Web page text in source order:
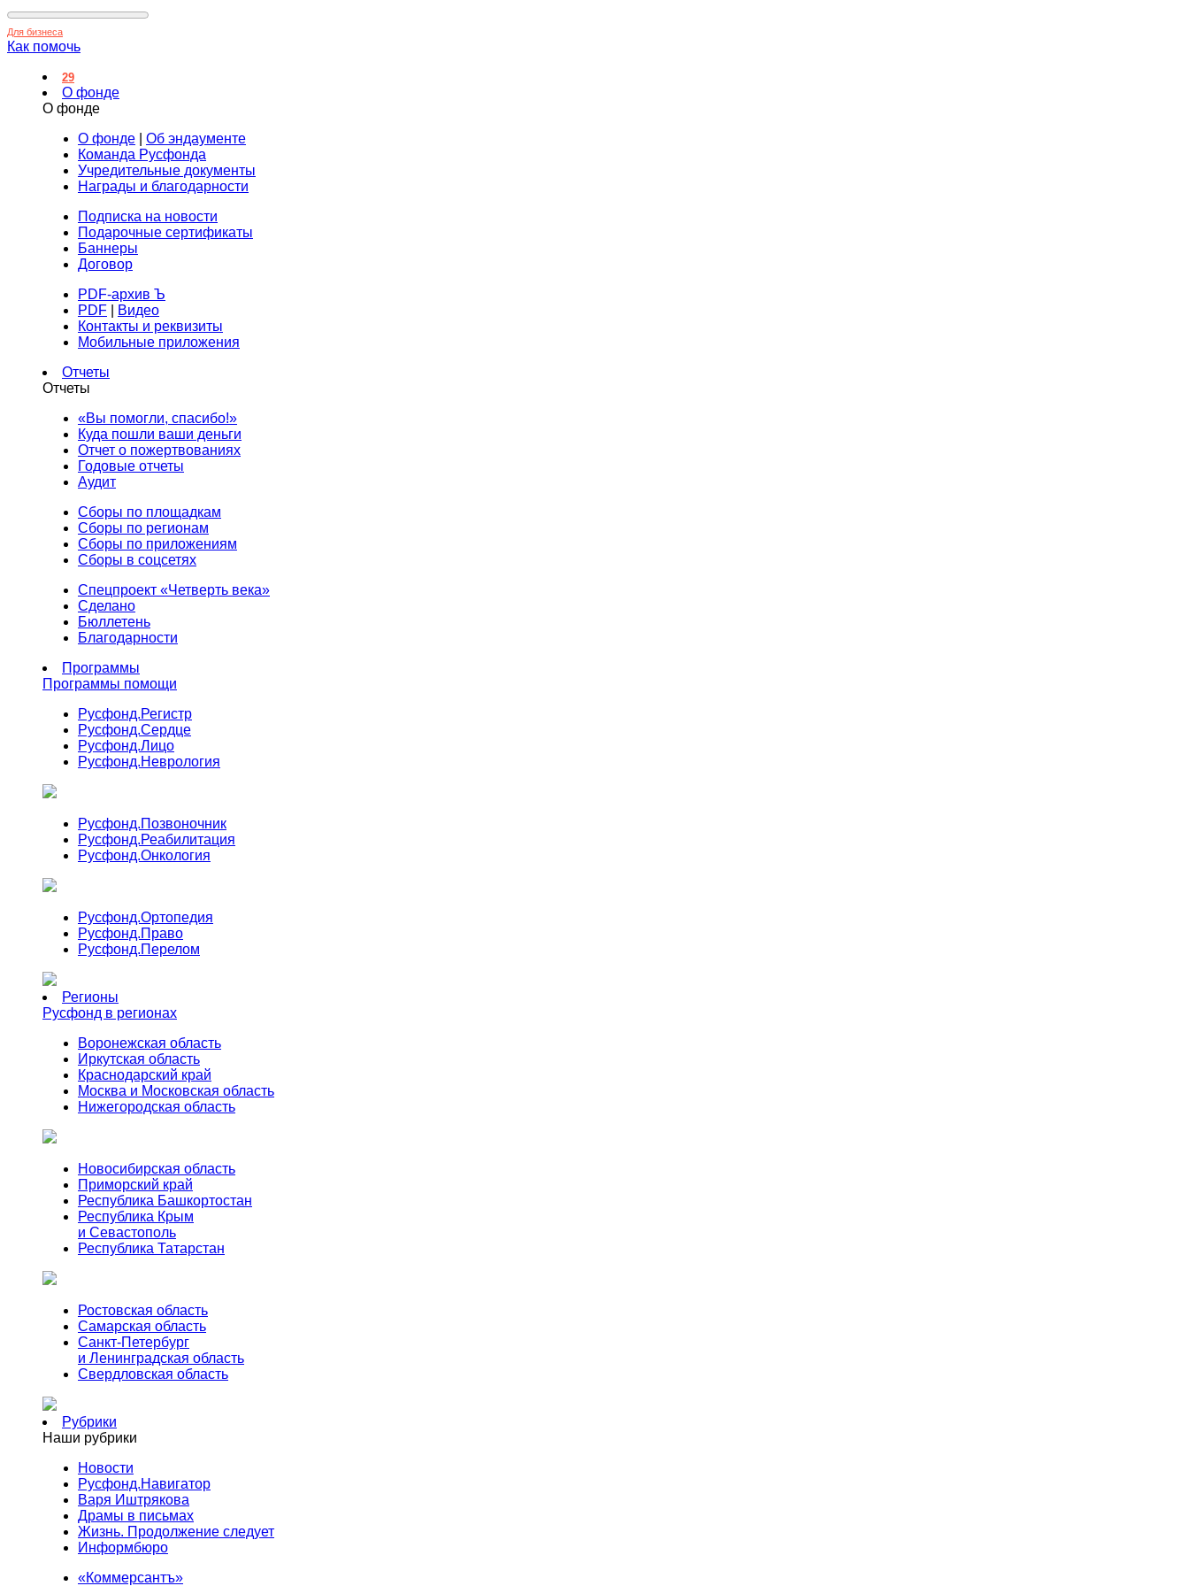
Для бизнеса
Как помочь
29
О фонде
О фонде
О фонде
Об эндаументе
Команда Русфонда
Учредительные документы
Награды и благодарности
Подписка на новости
Подарочные сертификаты
Баннеры
Договор
PDF-архив Ъ
PDF
Видео
Контакты и реквизиты
Мобильные приложения
Отчеты
Отчеты
«Вы помогли, спасибо!»
Куда пошли ваши деньги
Отчет о пожертвованиях
Годовые отчеты
Аудит
Сборы по площадкам
Сборы по регионам
Сборы по приложениям
Сборы в соцсетях
Спецпроект «Четверть века»
Сделано
Бюллетень
Благодарности
Программы
Программы помощи
Русфонд.Регистр
Русфонд.Сердце
Русфонд.Лицо
Русфонд.Неврология
Русфонд.Позвоночник
Русфонд.Реабилитация
Русфонд.Онкология
Русфонд.Ортопедия
Русфонд.Право
Русфонд.Перелом
Регионы
Русфонд в регионах
Воронежская область
Иркутская область
Краснодарский край
Москва и Московская область
Нижегородская область
Новосибирская область
Приморский край
Республика Башкортостан
Республика Крым
и Севастополь
Республика Татарстан
Ростовская область
Самарская область
Санкт-Петербург
и Ленинградская область
Свердловская область
Рубрики
Наши рубрики
Новости
Русфонд.Навигатор
Варя Иштрякова
Драмы в письмах
Жизнь. Продолжение следует
Информбюро
«Коммерсантъ»